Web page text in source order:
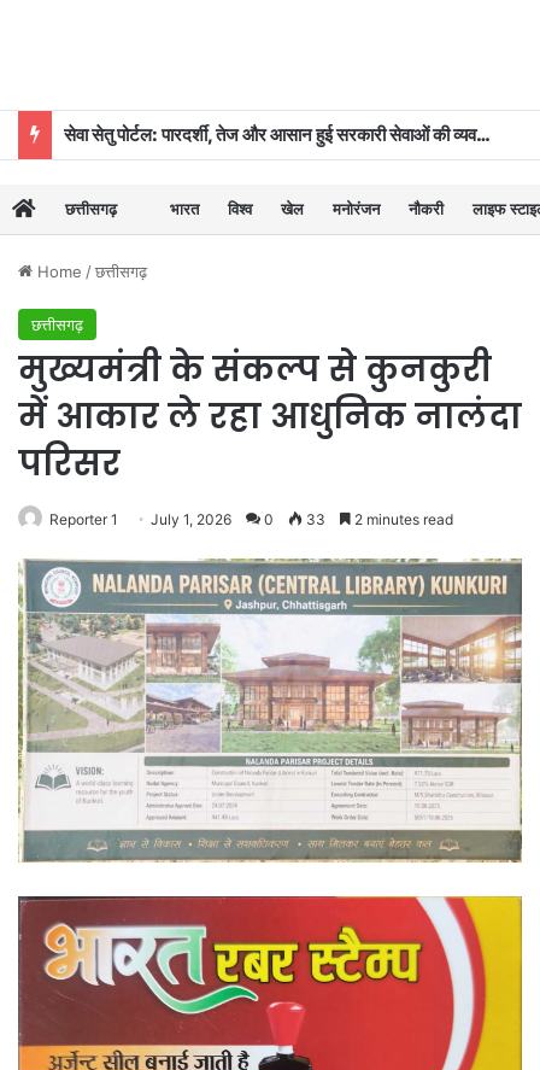
सेवा सेतु पोर्टल: पारदर्शी, तेज और आसान हुई सरकारी सेवाओं की व्यवस्था
छत्तीसगढ़ भारत विश्व खेल मनोरंजन नौकरी लाइफ
Home /छत्तीसगढ़
छत्तीसगढ़
मुख्यमंत्री के संकल्प से कुनकुरी
में आकार ले रहा आधुनिक नालंदा
परिसर
Reporter 1 July 1, 2026 0 33 2 minutes read